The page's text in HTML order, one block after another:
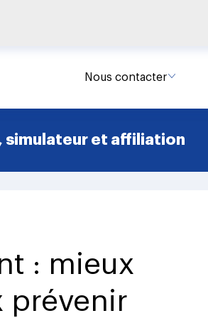
Nous contacter
simulateur et affiliation
: mieux
prévenir